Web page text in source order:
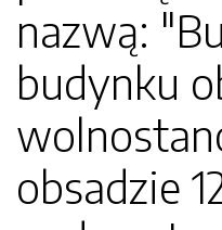
nazwą:
budynku
obsadzie